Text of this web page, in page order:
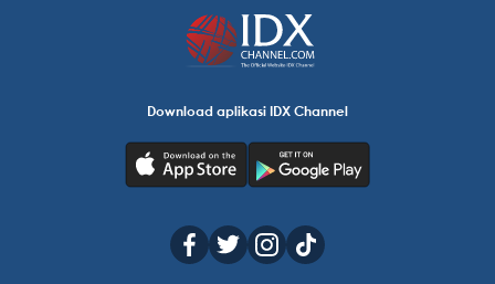
Download aplikasi IDX Channel